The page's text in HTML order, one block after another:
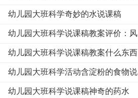
幼儿园大班科学奇妙的水说课稿
幼儿园大班科学说课稿教案评价：风
幼儿园大班科学说课稿教案什么东西
幼儿园大班科学活动含淀粉的食物说
幼儿园大班科学说课稿神奇的药水